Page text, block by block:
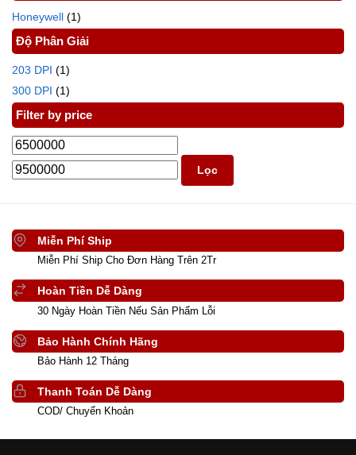
Honeywell (1)
Độ Phân Giải
203 DPI (1)
300 DPI (1)
Filter by price
Lọc
Miễn Phí Ship
Miễn Phí Ship Cho Đơn Hàng Trên 2Tr
Hoàn Tiền Dễ Dàng
30 Ngày Hoàn Tiền Nếu Sản Phẩm Lỗi
Bảo Hành Chính Hãng
Bảo Hành 12 Tháng
Thanh Toán Dễ Dàng
COD/ Chuyển Khoản